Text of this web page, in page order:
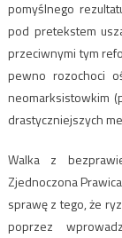
pomyślnego
pod pretekstem
przeciwnymi tym
pewno rozochoci
neomarksistowkim
drastyczniejszych
Walka z
Zjednoczona
sprawę z tego, że
poprzez